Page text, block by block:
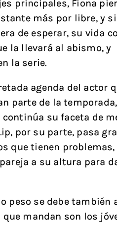
principales, Fiona
más por libre, y
de esperar, su vida
la llevará al abismo, y
la serie.
agenda del actor
parte de la
su faceta de
por su parte, pasa
que tienen problemas,
a su altura para
peso se debe también
mandan son los